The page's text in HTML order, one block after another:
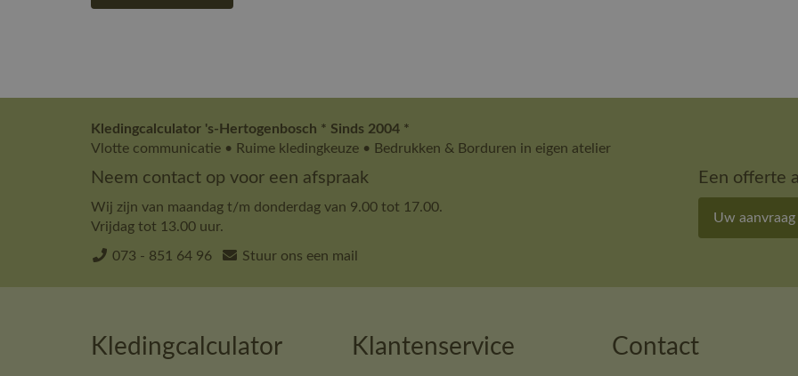
Kledingcalculator 's-Hertogenbosch * Sinds 2004 *
Vlotte communicatie • Ruime kledingkeuze • Bedrukken & Borduren in eigen atelier
Neem contact op voor een afspraak
Wij zijn van maandag t/m donderdag van 9.00 tot 17.00.
Vrijdag tot 13.00 uur.
073 - 851 64 96 Stuur ons een mail
Een offerte
Uw aanvraag
Kledingcalculator Klantenservice Contact